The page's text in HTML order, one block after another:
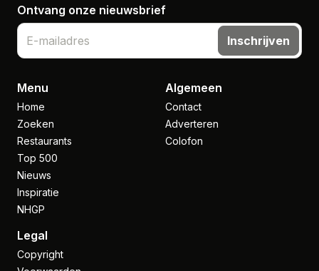
Ontvang onze nieuwsbrief
Inschrijven
Menu
Home
Zoeken
Restaurants
Top 500
Nieuws
Inspiratie
NHGP
Algemeen
Contact
Adverteren
Colofon
Legal
Copyright